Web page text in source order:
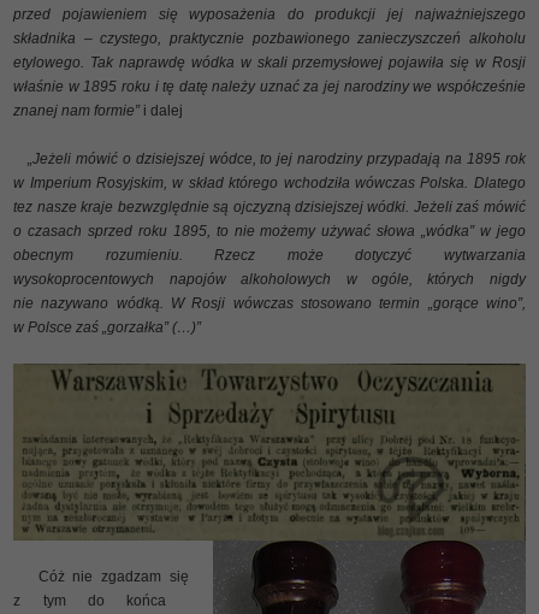
przed pojawieniem się wyposażenia do produkcji jej najważniejszego
składnika – czystego, praktycznie pozbawionego zanieczyszczeń alkoholu
etylowego. Tak naprawdę wódka w skali przemysłowej pojawiła się w Rosji
właśnie w 1895 roku i tę datę należy uznać za jej narodziny we współcześnie
znanej nam formie” i dalej
„Jeżeli mówić o dzisiejszej wódce, to jej narodziny przypadają na 1895 rok
w Imperium Rosyjskim, w skład którego wchodziła wówczas Polska. Dlatego
tez nasze kraje bezwzględnie są ojczyzną dzisiejszej wódki. Jeżeli zaś mówić
o czasach sprzed roku 1895, to nie możemy używać słowa „wódka” w jego
obecnym rozumieniu. Rzecz może dotyczyć wytwarzania
wysokoprocentowych napojów alkoholowych w ogóle, których nigdy
nie nazywano wódką. W Rosji wówczas stosowano termin „gorące wino”,
w Polsce zaś „gorzałka” (…)”
Cóż nie zgadzam się
z tym do końca